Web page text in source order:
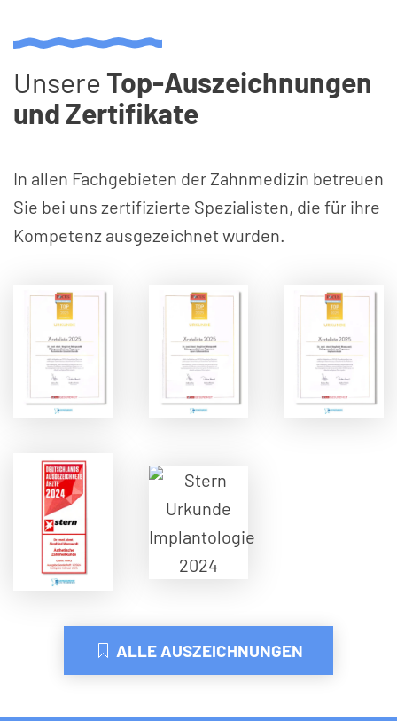
Unsere Top-Auszeichnungen
und Zertifikate
In allen Fachgebieten der Zahnmedizin betreuen
Sie bei uns zertifizierte Spezialisten, die für ihre
Kompetenz ausgezeichnet wurden.
ALLE AUSZEICHNUNGEN